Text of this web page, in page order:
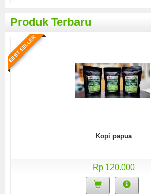
Produk Terbaru
BEST SELLER
Kopi papua
Rp 120.000